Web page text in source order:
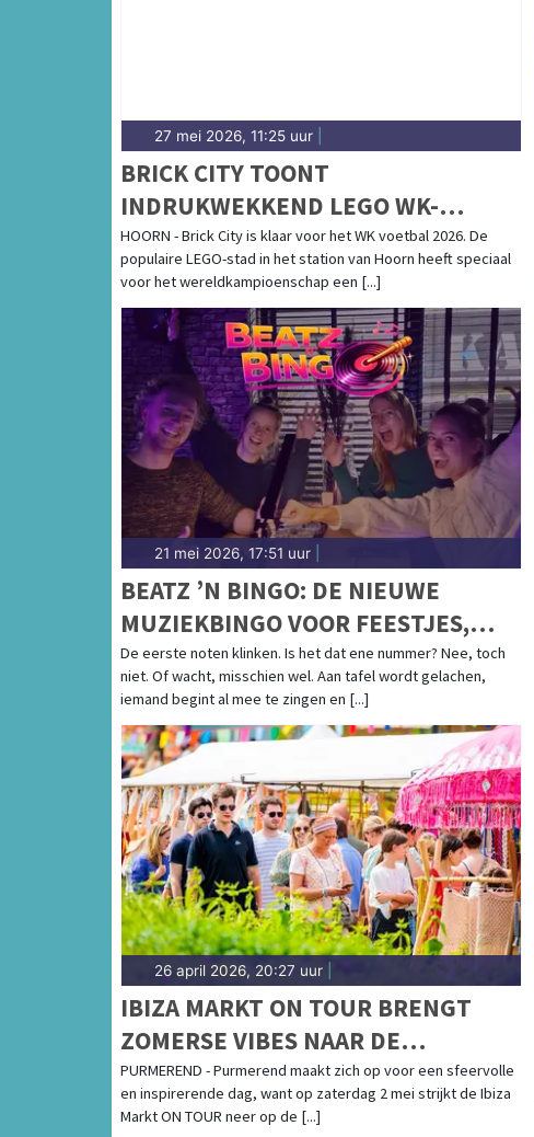
27 mei 2026, 11:25 uur
BRICK CITY TOONT
INDRUKWEKKEND LEGO WK-
STADION
HOORN - Brick City is klaar voor het WK voetbal 2026. De
populaire LEGO-stad in het station van Hoorn heeft speciaal
voor het wereldkampioenschap een [...]
21 mei 2026, 17:51 uur
BEATZ ’N BINGO: DE NIEUWE
MUZIEKBINGO VOOR FEESTJES,
BORRELS EN TEAMAVONDEN
De eerste noten klinken. Is het dat ene nummer? Nee, toch
niet. Of wacht, misschien wel. Aan tafel wordt gelachen,
iemand begint al mee te zingen en [...]
26 april 2026, 20:27 uur
IBIZA MARKT ON TOUR BRENGT
ZOMERSE VIBES NAAR DE
KOEMARKT IN PURMEREND
PURMEREND - Purmerend maakt zich op voor een sfeervolle
en inspirerende dag, want op zaterdag 2 mei strijkt de Ibiza
Markt ON TOUR neer op de [...]